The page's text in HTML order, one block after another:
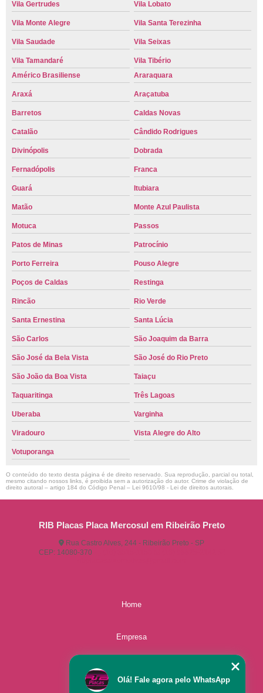
Vila Gertrudes Vila Lobato
Vila Monte Alegre Vila Santa Terezinha
Vila Saudade Vila Seixas
Vila Tamandaré
Vila Tibério
Américo Brasiliense
Araraquara
Araxá Araçatuba
Barretos Caldas Novas
Catalão Cândido Rodrigues
Divinópolis Dobrada
Fernadópolis Franca
Guará Itubiara
Matão Monte Azul Paulista
Motuca Passos
Patos de Minas Patrocínio
Porto Ferreira Pouso Alegre
Poços de Caldas Restinga
Rincão Rio Verde
Santa Ernestina Santa Lúcia
São Carlos São Joaquim da Barra
São José da Bela Vista São José do Rio Preto
São João da Boa Vista Taiaçu
Taquaritinga Três Lagoas
Uberaba Varginha
Viradouro Vista Alegre do Alto
Votuporanga
O conteúdo do texto desta página é de direito reservado. Sua reprodução, parcial ou total,
mesmo citando nossos links, é proibida sem a autorização do autor. Crime de violação de
direito autoral – artigo 184 do Código Penal – Lei 9610/98 - Lei de direitos autorais
RIB Placas Placa Mercosul em Ribeirão Preto
Rua Castro Alves, 244 - Ribeirão Preto - SP
CEP: 14080-370
Home
Empresa
Olá! Fale agora pelo WhatsApp